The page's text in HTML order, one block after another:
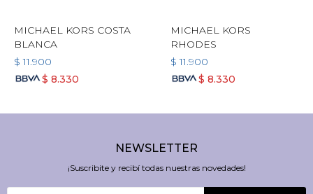
MICHAEL KORS COSTA
BLANCA
$ 11.900
$ 8.330
MICHAEL KORS
RHODES
$ 11.900
$ 8.330
NEWSLETTER
¡Suscribite y recibí todas nuestras novedades!